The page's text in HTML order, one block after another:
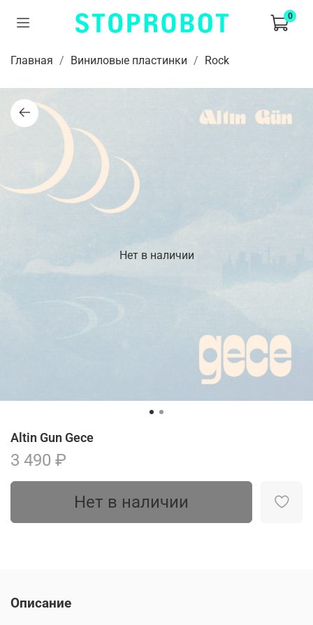
0
Главная Виниловые пластинки Rock
Нет в наличии
Altin Gun Gece
3 490 ₽
Нет в наличии
Описание